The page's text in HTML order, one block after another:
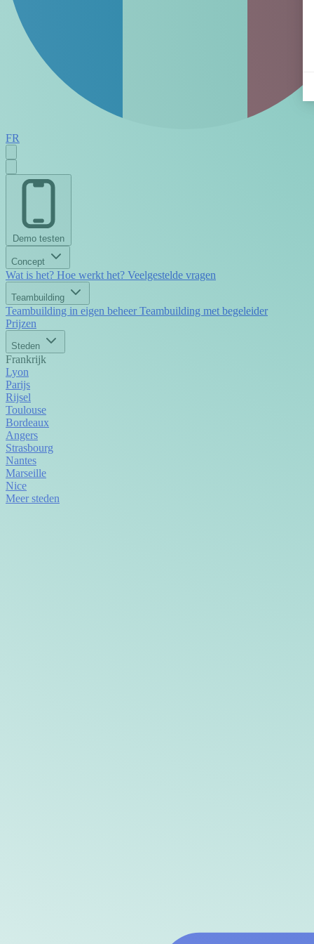
FR
Demo testen
Concept
Wat is het? Hoe werkt het? Veelgestelde vragen
Teambuilding
Teambuilding in eigen beheer Teambuilding met begeleider
Prijzen
Steden
Frankrijk
Lyon
Parijs
Rijsel
Toulouse
Bordeaux
Angers
Strasbourg
Nantes
Marseille
Nice
Meer steden